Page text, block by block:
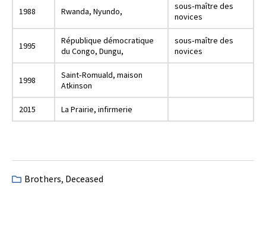
1988 Rwanda, Nyundo,
sous‐maître des
novices
1995
République démocratique
du Congo, Dungu,
sous‐maître des
novices
1998
Saint‐Romuald, maison
Atkinson
2015 La Prairie, infirmerie
Brothers, Deceased